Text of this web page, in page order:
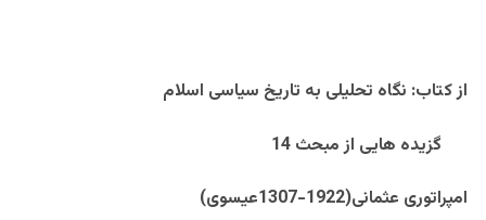
از کتاب: نگاه تحلیلی به تاریخ سیاسی اسلام
گزیده هایی از مبحث 14
امپراتوری عثمانی(1922-1307عیسوی)